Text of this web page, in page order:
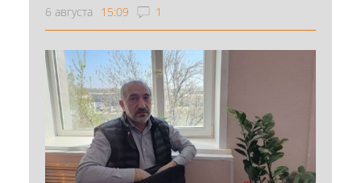
6 августа 15:09 1